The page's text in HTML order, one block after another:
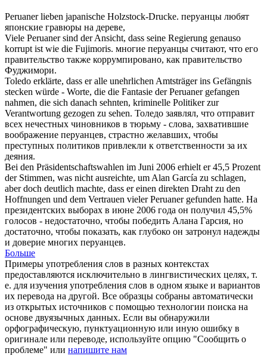
Peruanerlieben japanische Holzstock-Drucke. перуанцы любят
японские гравюры на дереве,
Viele Peruanersind der Ansicht, dass seine Regierung genauso
korrupt ist wie die Fujimoris. многие перуанцы считают, что его
правительство также коррумпировано, как правительство
Фуджимори.
Toledo erklärte, dass er alle unehrlichen Amtsträger ins Gefängnis
stecken würde - Worte, die die Fantasie derPeruanergefangen
nahmen, die sich danach sehnten, kriminelle Politiker zur
Verantwortung gezogen zu sehen. Толедо заявлял, что отправит
всех нечестных чиновников в тюрьму - слова, захватившие
воображение перуанцев, страстно желавших, чтобы
преступных политиков привлекли к ответственности за их
деяния.
Bei den Präsidentschaftswahlen im Juni 2006 erhielt er 45,5 Prozent
der Stimmen, was nicht ausreichte, um Alan García zu schlagen,
aber doch deutlich machte, dass er einen direkten Draht zu den
Hoffnungen und dem Vertrauen vielerPeruanergefunden hatte. На
президентских выборах в июне 2006 года он получил 45,5%
голосов - недостаточно, чтобы победить Алана Гарсия, но
достаточно, чтобы показать, как глубоко он затронул надежды
и доверие многих перуанцев.
Больше
Примеры употребления слов в разных контекстах
предоставляются исключительно в лингвистических целях, т.
е. для изучения употребления слов в одном языке и вариантов
их перевода на другой. Все образцы собраны автоматически
из открытых источников с помощью технологии поиска на
основе двуязычных данных. Если вы обнаружили
орфографическую, пунктуационную или иную ошибку в
оригинале или переводе, используйте опцию "Сообщить о
проблеме" или напишите нам